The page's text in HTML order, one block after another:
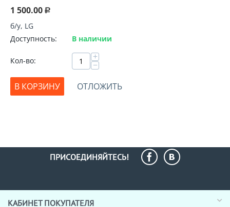
1 500.00 Р
б/у, LG
Доступность:
В наличии
Кол-во: +
−
В КОРЗИНУ
ОТЛОЖИТЬ
ПРИСОЕДИНЯЙТЕСЬ!
КАБИНЕТ ПОКУПАТЕЛЯ